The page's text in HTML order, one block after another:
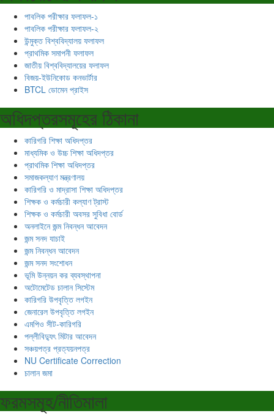
পাবলিক পরীক্ষার ফলাফল-১
পাবলিক পরীক্ষার ফলাফল-২
উন্মুক্ত বিশ্ববিদ্যালয় ফলাফল
প্রাথমিক সমাপনী ফলাফল
জাতীয় বিশ্ববিদ্যালয়ের ফলাফল
বিজয়-ইউনিকোড কনভার্টার
BTCL ডোমেন প্রাইস
অধিদপ্তরসমূহের ঠিকানা
কারিগরি শিক্ষা অধিদপ্তর
মাধ্যমিক ও উচ্চ শিক্ষা অধিদপ্তর
প্রাথমিক শিক্ষা অধিদপ্তর
সমাজকল্যাণ মন্ত্রণালয়
কারিগরি ও মাদ্রাসা শিক্ষা অধিদপ্তর
শিক্ষক ও কর্মচারী কল্যাণ ট্রাস্ট
শিক্ষক ও কর্মচারী অবসর সুবিধা বোর্ড
অনলাইনে জন্ম নিবন্ধন আবেদন
জন্ম সনদ যাচাই
জন্ম নিবন্ধন আবেদন
জন্ম সনদ সংশোধন
ভূমি উন্নয়ন কর ব্যবস্থাপনা
অটোমেটেড চালান সিস্টেম
কারিগরি উপবৃত্তি লগইন
জেনারেল উপবৃত্তি লগইন
এমপিও সীট-কারিগরি
পল্লীবিদ্যুৎ মিটার আবেদন
সঞ্চয়পত্র প্রত্যয়নপত্র
NU Certificate Correction
চালান জমা
ফরমসমূহ/নীতিমালা